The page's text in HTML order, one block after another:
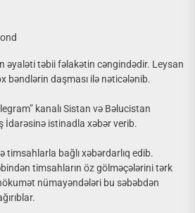
əyaləti təbii fəlakətin cəngindədir. Leysan
bəndlərin daşması ilə nəticələnib.
kanalı Sistan və Bəlucistan
istinadla xəbər verib.
timsahlarla bağlı xəbərdarlıq edib.
timsahların öz gölməçələrini tərk
nümayəndələri bu səbəbdən